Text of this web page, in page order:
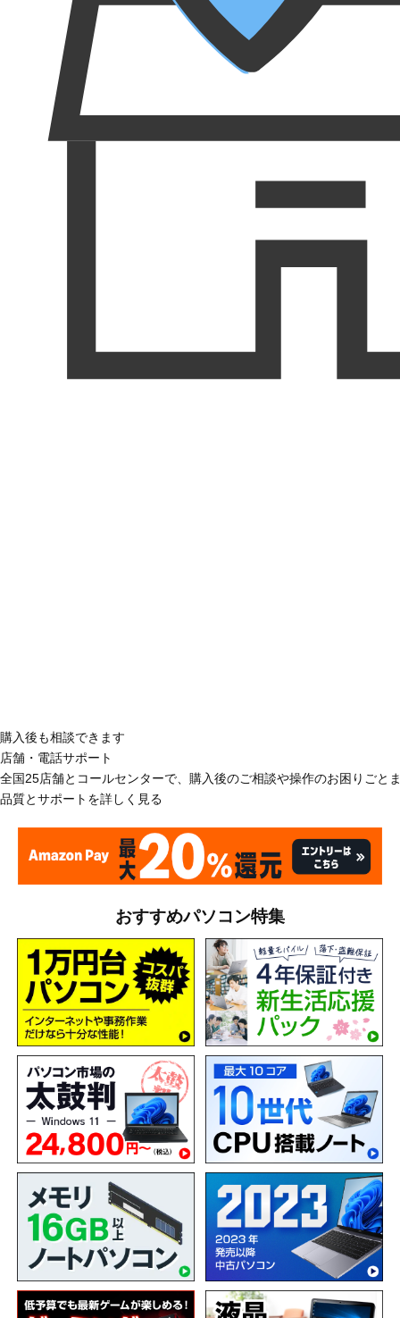
購入後も相談できます
店舗・電話サポート
全国25店舗とコールセンターで、購入後のご相談や操作のお困りごと
品質とサポートを詳しく見る
おすすめパソコン特集